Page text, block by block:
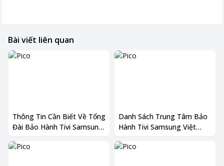
Bài viết liên quan
Thông Tin Cần Biết Về Tổng
Đài Bảo Hành Tivi Samsung
Danh Sách Trung Tâm Bảo
Hành Tivi Samsung Việt